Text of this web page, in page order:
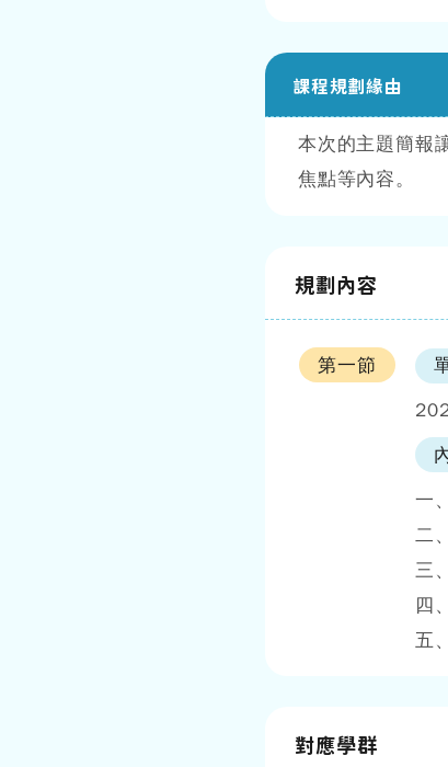
課程規劃緣由
本次的主題簡報
焦點等內容。
規劃內容
第一節
一
二
三
四
五
對應學群